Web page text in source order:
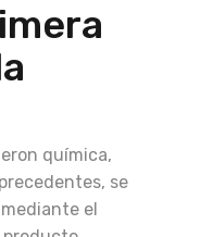
química,
se
el